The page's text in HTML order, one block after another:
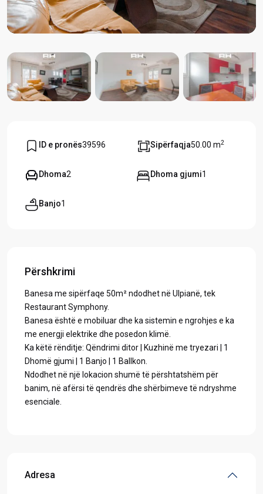
ID e pronës39596 Sipërfaqja50.00 m2
Dhoma2 Dhoma gjumi1
Banjo1
Përshkrimi
Banesa me sipërfaqe 50m² ndodhet në Ulpianë, tek
Restaurant Symphony.
Banesa është e mobiluar dhe ka sistemin e ngrohjes e ka
me energji elektrike dhe posedon klimë.
Ka këtë rënditje: Qëndrimi ditor | Kuzhinë me tryezari | 1
Dhomë gjumi | 1 Banjo | 1 Ballkon.
Ndodhet në një lokacion shumë të përshtatshëm për
banim, në afërsi të qendrës dhe shërbimeve të ndryshme
esenciale.
Adresa